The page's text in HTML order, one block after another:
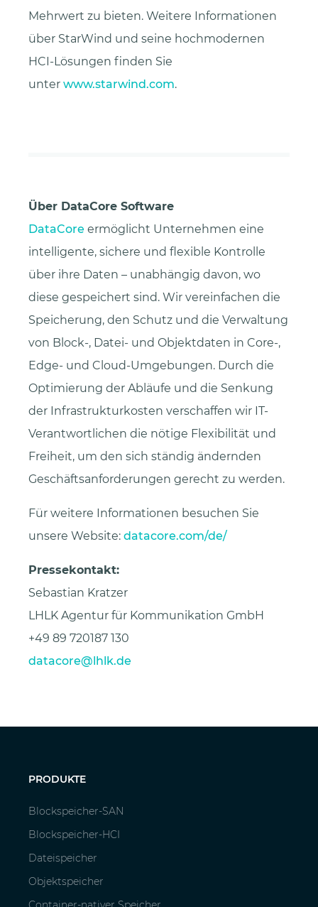
Mehrwert zu bieten. Weitere Informationen
über StarWind und seine hochmodernen
HCI-Lösungen finden Sie
unter www.starwind.com.
Über DataCore Software
DataCore ermöglicht Unternehmen eine
intelligente, sichere und flexible Kontrolle
über ihre Daten – unabhängig davon, wo
diese gespeichert sind. Wir vereinfachen die
Speicherung, den Schutz und die Verwaltung
von Block-, Datei- und Objektdaten in Core-,
Edge- und Cloud-Umgebungen. Durch die
Optimierung der Abläufe und die Senkung
der Infrastrukturkosten verschaffen wir IT-
Verantwortlichen die nötige Flexibilität und
Freiheit, um den sich ständig ändernden
Geschäftsanforderungen gerecht zu werden.
Für weitere Informationen besuchen Sie
unsere Website: datacore.com/de/
Pressekontakt:
Sebastian Kratzer
LHLK Agentur für Kommunikation GmbH
+49 89 720187 130
datacore@lhlk.de
PRODUKTE
Blockspeicher-SAN
Blockspeicher-HCI
Dateispeicher
Objektspeicher